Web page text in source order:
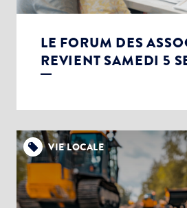
LE FORUM DES
REVIENT SAMEDI 5
VIE LOCALE